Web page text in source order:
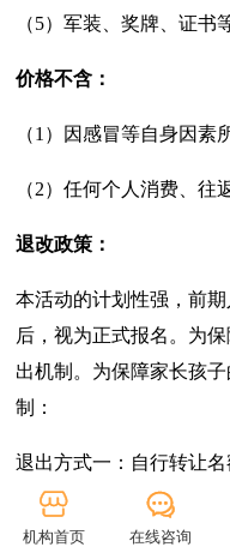
（5）军装、奖牌、证书
价格不含：
（1）因感冒等自身因素
（2）任何个人消费、往
退改政策：
本活动的计划性强，前
后，视为正式报名。为
出机制。为保障家长孩
制：
退出方式一：自行转让名
退出方式二：
机构首页 在线咨询